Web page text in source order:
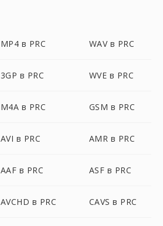
MP4 в PRC WAV в PRC
3GP в PRC WVE в PRC
M4A в PRC GSM в PRC
AVI в PRC AMR в PRC
AAF в PRC ASF в PRC
AVCHD в PRC CAVS в PRC